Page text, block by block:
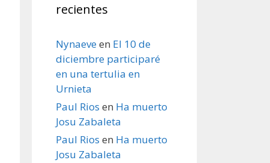
recientes
Nynaeveen El 10 de
diciembre participaré
en una tertulia en
Urnieta
Paul Rios en Ha muerto
Josu Zabaleta
Paul Rios en Ha muerto
Josu Zabaleta